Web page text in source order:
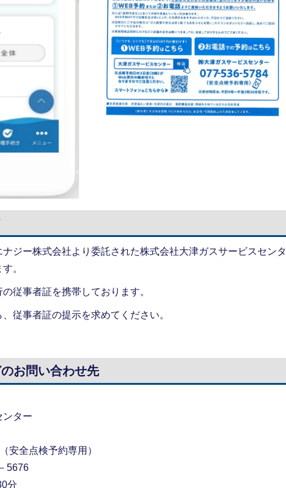
ジー株式会社より委託された株式会社大津ガスサービスセンタ
。
従事者証を携帯しております。
従事者証の提示を求めてください。
お問い合わせ先
ンター
安全点検予約専用）
5676
分